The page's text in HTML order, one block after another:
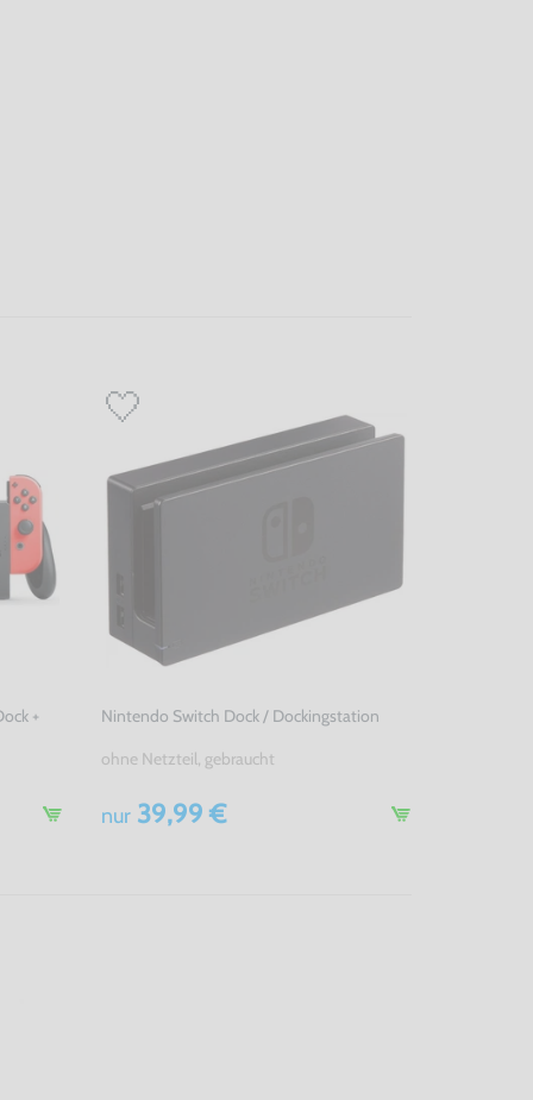
+
Nintendo Switch Dock / Dockingstation
ohne Netzteil, gebraucht
nur39,99 €